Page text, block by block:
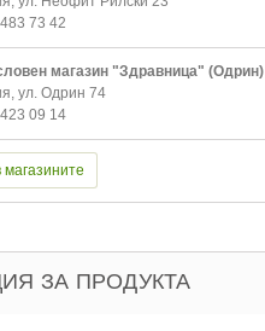
73 42
магазин "Здравница" (Одрин)
ул. Одрин 74
09 14
магазините
ЗА ПРОДУКТА